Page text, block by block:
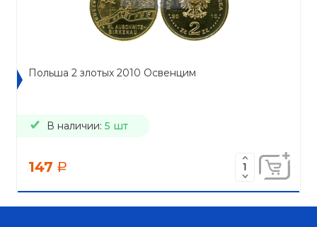
Польша 2 злотых 2010 Освенцим
В наличии: 5 шт
147 a